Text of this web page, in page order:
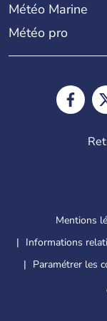
Météo Marine
Météo pro
Mentions
Informations
Paramétrer les